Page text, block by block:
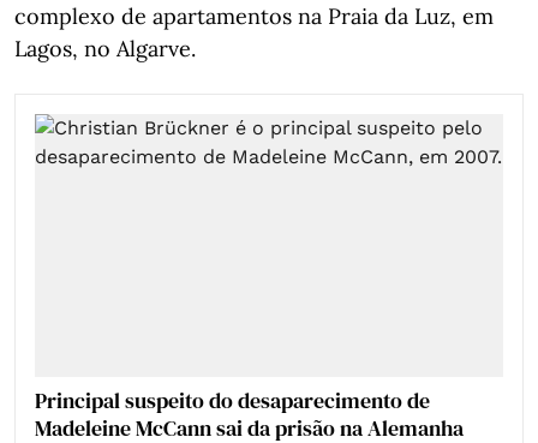
complexo de apartamentos na Praia da Luz, em
Lagos, no Algarve.
Principal suspeito do desaparecimento de
Madeleine McCann sai da prisão na Alemanha